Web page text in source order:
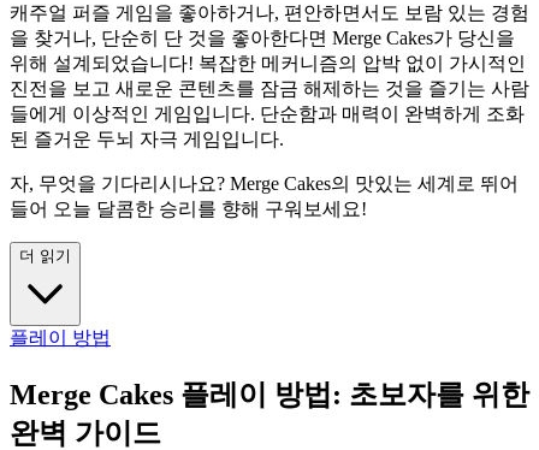
캐주얼 퍼즐 게임을 좋아하거나, 편안하면서도 보람 있는 경험
을 찾거나, 단순히 단 것을 좋아한다면 Merge Cakes가 당신을
위해 설계되었습니다! 복잡한 메커니즘의 압박 없이 가시적인
진전을 보고 새로운 콘텐츠를 잠금 해제하는 것을 즐기는 사람
들에게 이상적인 게임입니다. 단순함과 매력이 완벽하게 조화
된 즐거운 두뇌 자극 게임입니다.
자, 무엇을 기다리시나요? Merge Cakes의 맛있는 세계로 뛰어
들어 오늘 달콤한 승리를 향해 구워보세요!
더 읽기
플레이 방법
Merge Cakes 플레이 방법: 초보자를 위한
완벽 가이드